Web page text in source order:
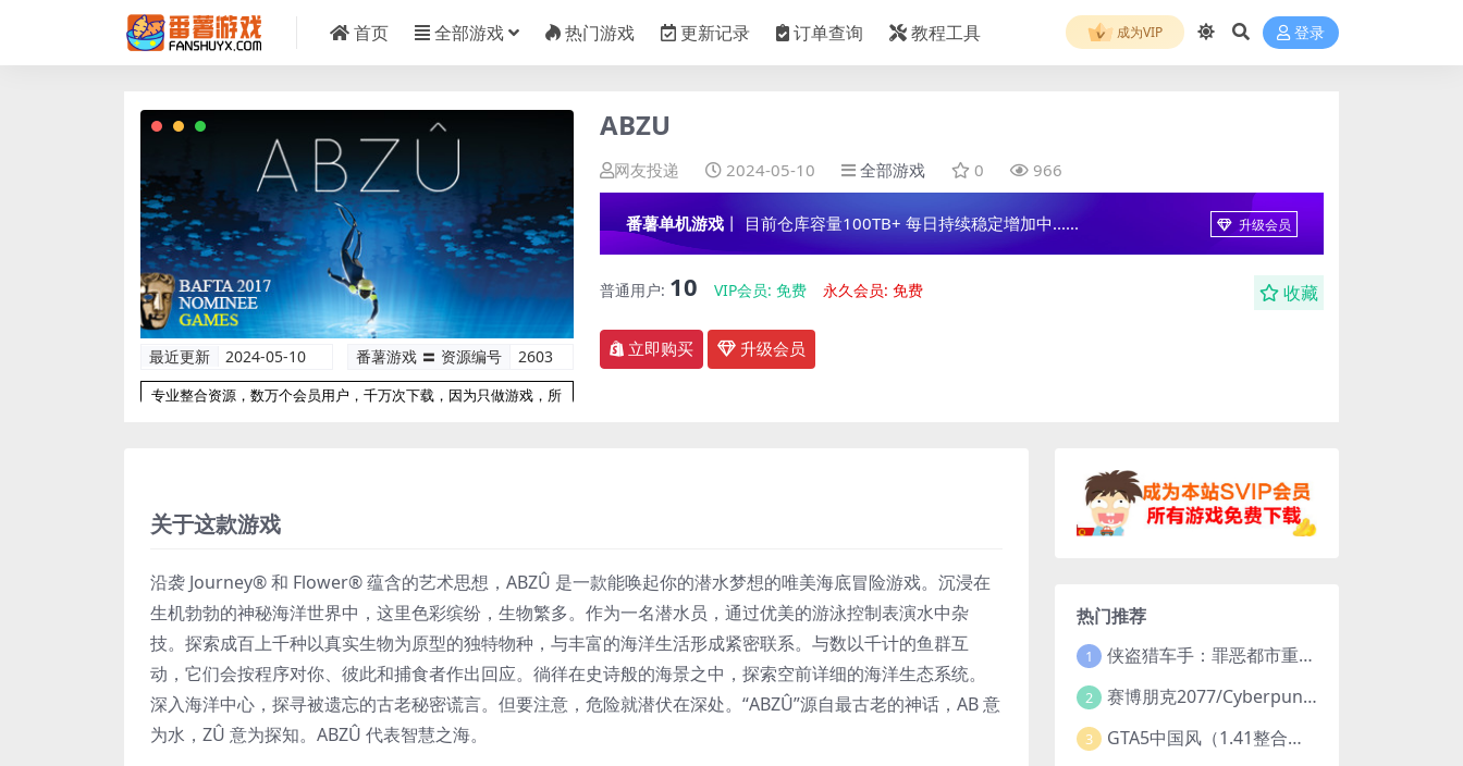
首页 全部游戏 热门游戏 更新记录 订单查询 教程工具 成为VIP 登录
最近更新 2024-05-10 番薯游戏 〓 资源编号 2603
专业整合资源，数万个会员用户，千万次下载，因为只做游戏，所
ABZU
网友投递 2024-05-10 全部游戏 0 966
番薯单机游戏 丨 目前仓库容量100TB+ 每日持续稳定增加中...... 升级会员
普通用户: 10 VIP会员:免费 永久会员:免费 收藏
立即购买 升级会员
关于这款游戏
沿袭 Journey® 和 Flower® 蕴含的艺术思想，ABZÛ 是一款能唤起你的潜水梦想的唯美海底冒险游戏。沉浸在
生机勃勃的神秘海洋世界中，这里色彩缤纷，生物繁多。作为一名潜水员，通过优美的游泳控制表演水中杂
技。探索成百上千种以真实生物为原型的独特物种，与丰富的海洋生活形成紧密联系。与数以千计的鱼群互
动，它们会按程序对你、彼此和捕食者作出回应。徜徉在史诗般的海景之中，探索空前详细的海洋生态系统。
深入海洋中心，探寻被遗忘的古老秘密谎言。但要注意，危险就潜伏在深处。“ABZÛ”源自最古老的神话，AB 意
为水，ZÛ 意为探知。ABZÛ 代表智慧之海。
热门推荐
1 侠盗猎车手：罪恶都市重制版/Grand Theft Auto: Vice City – The Definitive Edition
2 赛博朋克2077/Cyberpunk 2077（更新v2.20全DLC）
3 GTA5中国风（1.41整合版1300辆真车+183位美女与英雄+200%存档）